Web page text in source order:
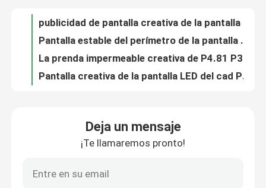
Control de calidad
Echada del pixel de la pantalla 4.81m m 3.91m m del fondo de etapa 1R1G1B LED
Echada interior al aire libre creativa 3.91m m del pixel de la pantalla llevada de P3.91 P2.064 4.81m m
Deja un mensaje
¡Te llamaremos pronto!